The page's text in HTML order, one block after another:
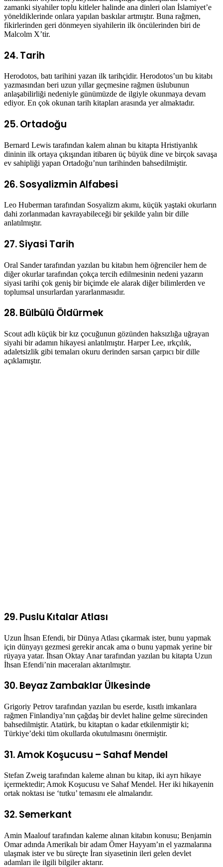
zamanki siyahiler toplu kitleler halinde ana dinleri olan İslamiyet’e
yöneldiklerinde onlara yapılan baskılar artmıştır. Buna rağmen,
fikirlerinden geri dönmeyen siyahilerin ilk öncülerinden biri de
Malcolm X’tir.
24. Tarih
Herodotos, batı tarihini yazan ilk tarihçidir. Herodotos’un bu kitabı
yazmasından beri uzun yıllar geçmesine rağmen üslubunun
anlaşabilirliği nedeniyle günümüzde de ilgiyle okunmaya devam
ediyor. En çok okunan tarih kitapları arasında yer almaktadır.
25. Ortadoğu
Bernard Lewis tarafından kalem alınan bu kitapta Hristiyanlık
dininin ilk ortaya çıkışından itibaren üç büyük dine ve birçok savaşa
ev sahipliği yapan Ortadoğu’nun tarihinden bahsedilmiştir.
26. Sosyalizmin Alfabesi
Leo Huberman tarafından Sosyalizm akımı, küçük yaştaki okurların
dahi zorlanmadan kavrayabileceği bir şekilde yalın bir dille
anlatılmıştır.
27. Siyasi Tarih
Oral Sander tarafından yazılan bu kitabın hem öğrenciler hem de
diğer okurlar tarafından çokça tercih edilmesinin nedeni yazarın
siyasi tarihi çok geniş bir biçimde ele alarak diğer bilimlerden ve
toplumsal unsurlardan yararlanmasıdır.
28. Bülbülü Öldürmek
Scout adlı küçük bir kız çocuğunun gözünden haksızlığa uğrayan
siyahi bir adamın hikayesi anlatılmıştır. Harper Lee, ırkçılık,
adaletsizlik gibi temaları okuru derinden sarsan çarpıcı bir dille
açıklamıştır.
29. Puslu Kıtalar Atlası
Uzun İhsan Efendi, bir Dünya Atlası çıkarmak ister, bunu yapmak
için dünyayı gezmesi gerekir ancak ama o bunu yapmak yerine bir
rüyaya yatar. İhsan Oktay Anar tarafından yazılan bu kitapta Uzun
İhsan Efendi’nin maceraları aktarılmıştır.
30. Beyaz Zambaklar Ülkesinde
Grigoriy Petrov tarafından yazılan bu eserde, kısıtlı imkanlara
rağmen Finlandiya’nın çağdaş bir devlet haline gelme sürecinden
bahsedilmiştir. Atatürk, bu kitaptan o kadar etkilenmiştir ki;
Türkiye’deki tüm okullarda okutulmasını önermiştir.
31. Amok Koşucusu – Sahaf Mendel
Stefan Zweig tarafından kaleme alınan bu kitap, iki ayrı hikaye
içermektedir; Amok Koşucusu ve Sahaf Mendel. Her iki hikayenin
ortak noktası ise ‘tutku’ temasını ele almalarıdır.
32. Semerkant
Amin Maalouf tarafından kaleme alınan kitabın konusu; Benjamin
Omar adında Amerikalı bir adam Ömer Hayyam’ın el yazmalarına
ulaşmak ister ve bu süreçte İran siyasetinin ileri gelen devlet
adamları ile ilgili bilgiler aktarır.